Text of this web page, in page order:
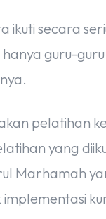
ikuti secara
guru-
pelatihan
yang
Marhamah